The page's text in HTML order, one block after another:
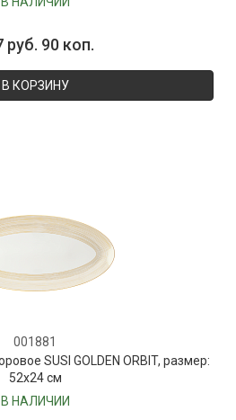
руб. 90 коп.
В КОРЗИНУ
001881
SUSI GOLDEN ORBIT, размер:
52х24 см
В НАЛИЧИИ